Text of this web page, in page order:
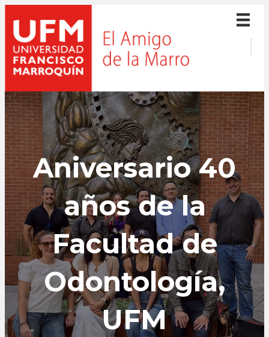
Aniversario 40
años de la
Facultad de
Odontología,
UFM